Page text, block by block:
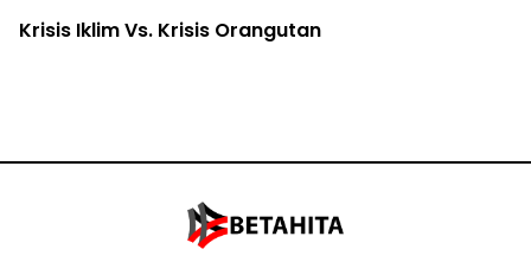
Krisis Iklim Vs. Krisis Orangutan